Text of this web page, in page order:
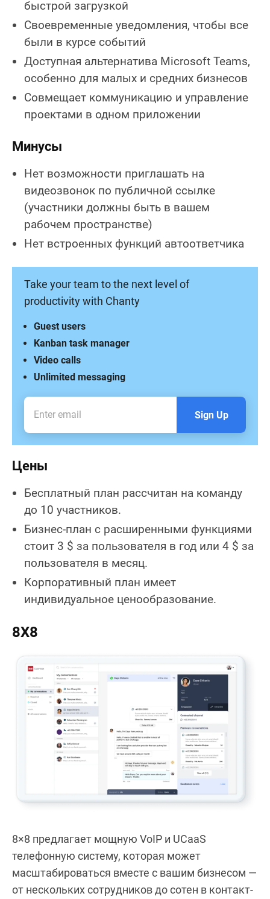
быстрой загрузкой
Своевременные уведомления, чтобы все
были в курсе событий
Доступная альтернатива Microsoft Teams,
особенно для малых и средних бизнесов
Совмещает коммуникацию и управление
проектами в одном приложении
Минусы
Нет возможности приглашать на
видеозвонок по публичной ссылке
(участники должны быть в вашем
рабочем пространстве)
Нет встроенных функций автоответчика
Take your team to the next level of
productivity with Chanty
Unlimited messaging
Video calls
Kanban task manager
Guest users
Sign Up
Цены
Бесплатный план рассчитан на команду
до 10 участников.
Бизнес-план с расширенными функциями
стоит 3 $ за пользователя в год или 4 $ за
пользователя в месяц.
Корпоративный план имеет
индивидуальное ценообразование.
8X8
8×8 предлагает мощную VoIP и UCaaS
телефонную систему, которая может
масштабироваться вместе с вашим бизнесом —
от нескольких сотрудников до сотен в контакт-